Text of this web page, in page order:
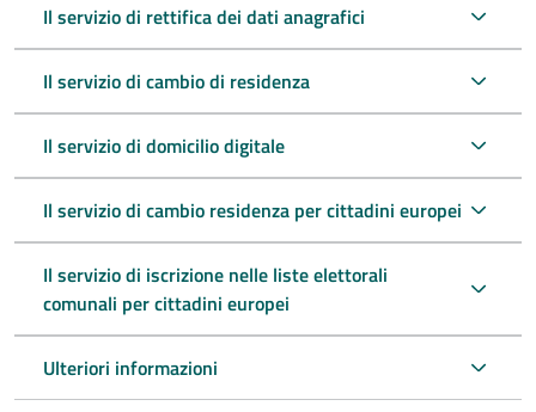
Il servizio di rettifica dei dati anagrafici
Il servizio di cambio di residenza
Il servizio di domicilio digitale
Il servizio di cambio residenza per cittadini europei
Il servizio di iscrizione nelle liste elettorali
comunali per cittadini europei
Ulteriori informazioni